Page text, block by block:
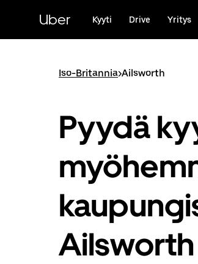
pääsisältöön
Uber Kyyti Drive Yritys
Iso-Britannia>Ailsworth
Pyydä
Ailsworth